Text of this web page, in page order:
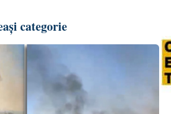
categorie